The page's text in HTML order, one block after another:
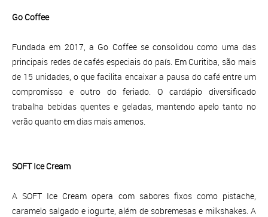
Go Coffee
Fundada em 2017, a Go Coffee se consolidou como uma das
principais redes de cafés especiais do país. Em Curitiba, são mais
de 15 unidades, o que facilita encaixar a pausa do café entre um
compromisso e outro do feriado. O cardápio diversificado
trabalha bebidas quentes e geladas, mantendo apelo tanto no
verão quanto em dias mais amenos.
SOFT Ice Cream
A SOFT Ice Cream opera com sabores fixos como pistache,
caramelo salgado e iogurte, além de sobremesas e milkshakes. A